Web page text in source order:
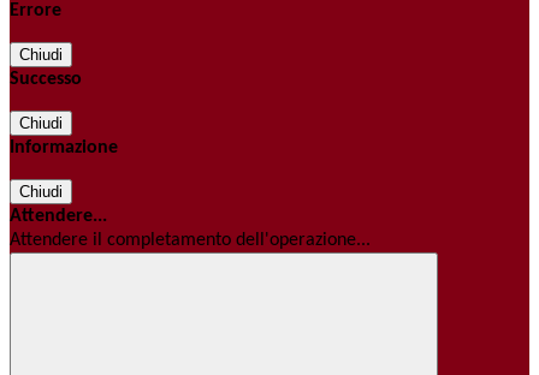
Errore
Chiudi
Successo
Chiudi
Informazione
Chiudi
Attendere...
Attendere il completamento dell'operazione...